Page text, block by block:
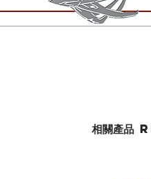
相關產